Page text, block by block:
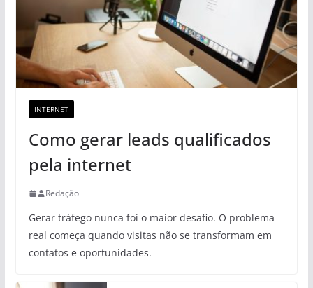
INTERNET
Como gerar leads qualificados
pela internet
Redação
Gerar tráfego nunca foi o maior desafio. O problema
real começa quando visitas não se transformam em
contatos e oportunidades.